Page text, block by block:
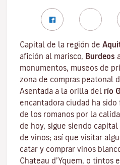
Capital de la región de
afición al marisco, Burdeos
monumentos, museos de
zona de compras peatonal
Asentada a la orilla del río
encantadora ciudad ha sido
de los romanos por la
de hoy, sigue siendo
de vinos; así que visitar
catar y comprar vinos
Chateau d’Yquem, o tintos